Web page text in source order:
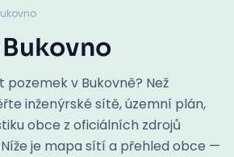
v Bukovně? Než
inženýrské sítě, územní plán,
obce z oficiálních zdrojů
Níže je mapa sítí a přehled obce —